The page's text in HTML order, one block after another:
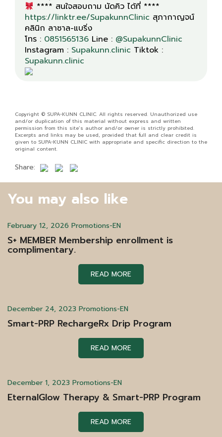
**** สนใจสอบถาม นัดคิว ได้ที่ ****
https://linktr.ee/SupakunnClinic สุภากาญจน์
คลินิก ลาซาล-แบริ่ง
โทร : 0851565136 Line : @SupakunnClinic
Instagram : Supakunn.clinic Tiktok :
Supakunn.clinic
Copyright © SUPA-KUNN CLINIC. All rights reserved. Unauthorized use
and/or duplication of this material without express and written
permission from this site’s author and/or owner is strictly prohibited.
Excerpts and links may be used, provided that full and clear credit is
given to SUPA-KUNN CLINIC with appropriate and specific direction to the
original content.
Share:
You may also like
February 12, 2026 Promotions-EN
S+ MEMBER Membership enrollment is
complimentary.
READ MORE
December 24, 2023 Promotions-EN
Smart-PRP RechargeRx Drip Program
READ MORE
December 1, 2023 Promotions-EN
EternalGlow Therapy & Smart-PRP Program
READ MORE